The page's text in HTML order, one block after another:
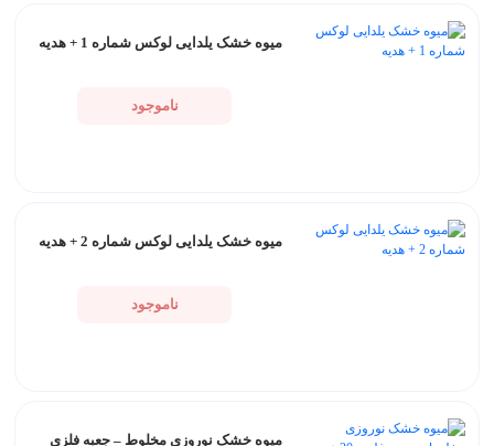
میوه خشک یلدایی لوکس شماره 1 + هدیه
ناموجود
میوه خشک یلدایی لوکس شماره 2 + هدیه
ناموجود
میوه خشک نوروزی مخلوط – جعبه فلزی